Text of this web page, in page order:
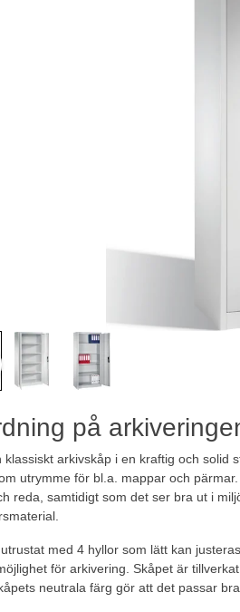
på
klassiskt arkivskåp i en kraftig och
utrymme för bl.a. mappar och
reda, samtidigt som det ser bra ut i
med 4 hyllor som lätt kan
för arkivering. Skåpet är
neutrala färg gör att det passar